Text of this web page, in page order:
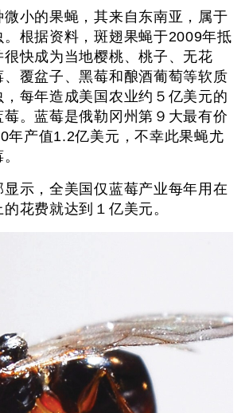
小的果蝇，其来自东南亚，属于
。根据资料，斑翅果蝇于2009年抵
快成为当地樱桃、桃子、无花
覆盆子、黑莓和酿酒葡萄等软质
每年造成美国农业约５亿美元的
。蓝莓是俄勒冈州第９大最有价
年产值1.2亿美元，不幸此果蝇尤
示，全美国仅蓝莓产业每年用在
花费就达到１亿美元。